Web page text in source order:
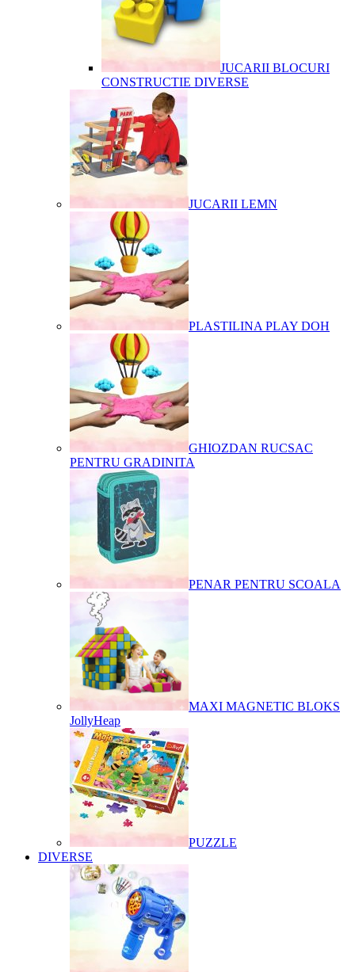
JUCARII BLOCURI
CONSTRUCTIE DIVERSE
JUCARII LEMN
PLASTILINA PLAY DOH
GHIOZDAN RUCSAC
PENTRU GRADINITA
PENAR PENTRU SCOALA
MAXI MAGNETIC BLOKS
JollyHeap
PUZZLE
DIVERSE